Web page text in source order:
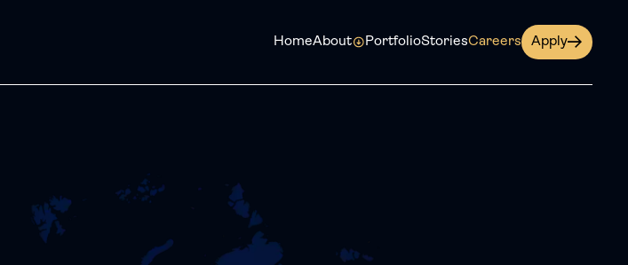
HomeAbout PortfolioStoriesCareers Apply